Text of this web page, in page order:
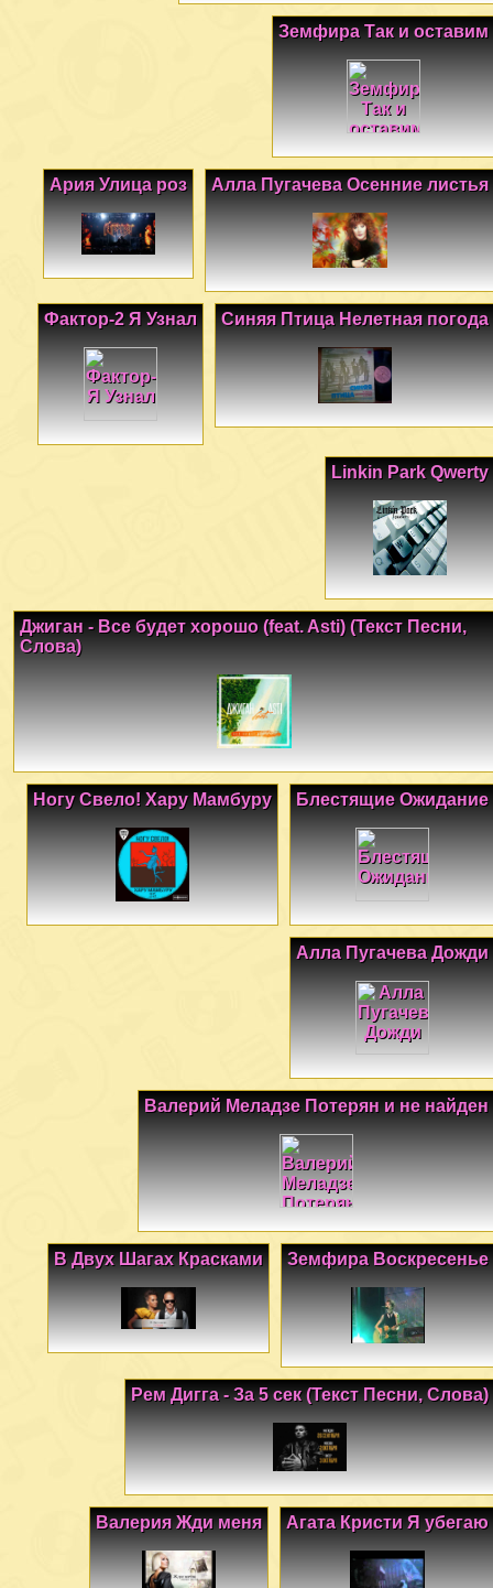
Земфира Так и оставим
Алла Пугачева Осенние листья
Ария Улица роз
Синяя Птица Нелетная погода
Фактор-2 Я Узнал
Linkin Park Qwerty
Джиган - Все будет хорошо (feat. Asti) (Текст Песни,
Слова)
Блестящие Ожидание
Ногу Свело! Хару Мамбуру
Алла Пугачева Дожди
Валерий Меладзе Потерян и не найден
Земфира Воскресенье
В Двух Шагах Красками
Рем Дигга - За 5 сек (Текст Песни, Слова)
Агата Кристи Я убегаю
Валерия Жди меня